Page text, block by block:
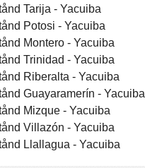
Tarija - Yacuiba
Potosi - Yacuiba
Montero - Yacuiba
Trinidad - Yacuiba
Riberalta - Yacuiba
Guayaramerín - Yacuiba
Mizque - Yacuiba
Villazón - Yacuiba
Llallagua - Yacuiba